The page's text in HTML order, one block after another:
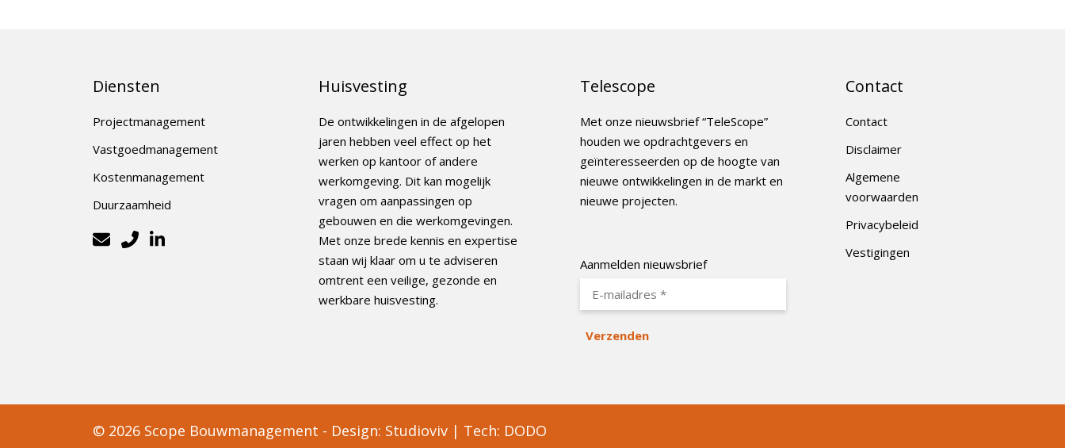
Diensten
Projectmanagement
Vastgoedmanagement
Kostenmanagement
Duurzaamheid
Huisvesting
De ontwikkelingen in de afgelopen
jaren hebben veel effect op het
werken op kantoor of andere
werkomgeving. Dit kan mogelijk
vragen om aanpassingen op
gebouwen en die werkomgevingen.
Met onze brede kennis en expertise
staan wij klaar om u te adviseren
omtrent een veilige, gezonde en
werkbare huisvesting.
Telescope
Met onze nieuwsbrief “TeleScope”
houden we opdrachtgevers en
geïnteresseerden op de hoogte van
nieuwe ontwikkelingen in de markt en
nieuwe projecten.
Aanmelden nieuwsbrief
Contact
Contact
Disclaimer
Algemene
voorwaarden
Privacybeleid
Vestigingen
© 2026 Scope Bouwmanagement - Design: Studioviv | Tech: DODO